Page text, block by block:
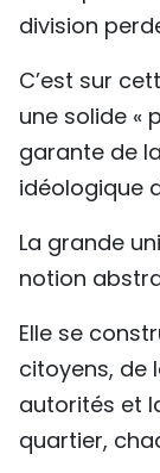
division
C’est sur
une solide «
garante de
idéologique
La grande
notion
Elle se
citoyens, de
autorités et
quartier,